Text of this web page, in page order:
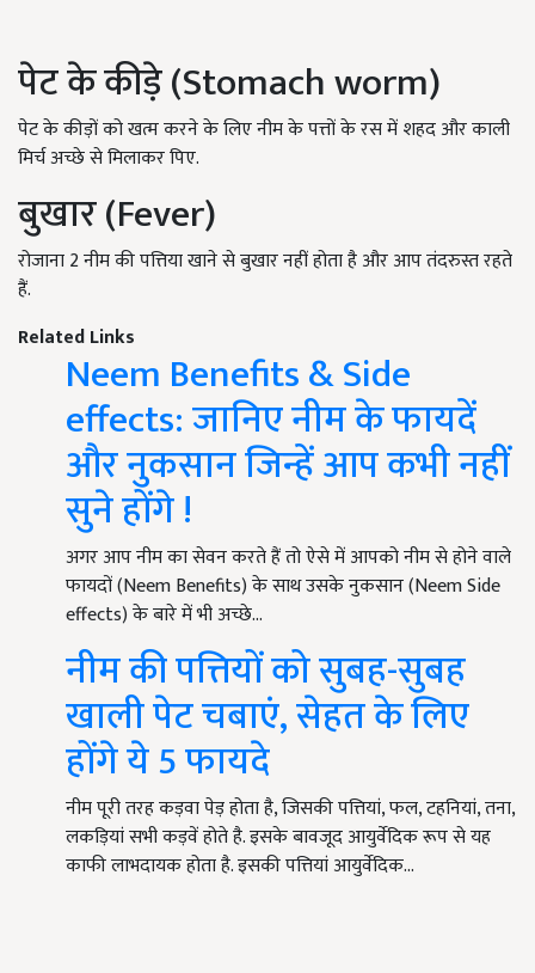
पेट के कीड़े (Stomach worm)
पेट के कीड़ों को खत्म करने के लिए नीम के पत्तों के रस में शहद और काली
मिर्च अच्छे से मिलाकर पिए.
बुखार (Fever)
रोजाना 2 नीम की पत्तिया खाने से बुखार नहीं होता है और आप तंदरुस्त रहते
हैं.
Related Links
Neem Benefits & Side
effects: जानिए नीम के फायदें
और नुकसान जिन्हें आप कभी नहीं
सुने होंगे !
अगर आप नीम का सेवन करते हैं तो ऐसे में आपको नीम से होने वाले
फायदों (Neem Benefits) के साथ उसके नुकसान (Neem Side
effects) के बारे में भी अच्छे…
नीम की पत्तियों को सुबह-सुबह
खाली पेट चबाएं, सेहत के लिए
होंगे ये 5 फायदे
नीम पूरी तरह कड़वा पेड़ होता है, जिसकी पत्तियां, फल, टहनियां, तना,
लकड़ियां सभी कड़वें होते है. इसके बावजूद आयुर्वेदिक रूप से यह
काफी लाभदायक होता है. इसकी पत्तियां आयुर्वेदिक…